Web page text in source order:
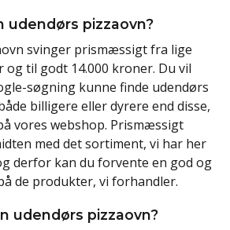
udendørs pizzaovn?
svinger prismæssigt fra lige
og til godt 14.000 kroner. Du vil
søgning kunne finde udendørs
billigere eller dyrere end disse,
vores webshop. Prismæssigt
med det sortiment, vi har her
derfor kan du forvente en god og
de produkter, vi forhandler.
udendørs pizzaovn?